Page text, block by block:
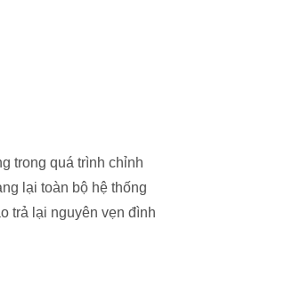
trong quá trình chỉnh
lại toàn bộ hệ thống
trả lại nguyên vẹn đình